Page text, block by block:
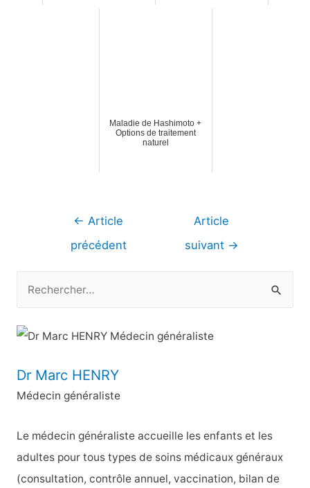
Maladie de Hashimoto +
Options de traitement
naturel
Navigation
← Article
précédent
Article
suivant →
c
e
r
h
e
r
Dr Marc HENRY
Médecin généraliste
Le médecin généraliste accueille les enfants et les
adultes pour tous types de soins médicaux généraux
(consultation, contrôle annuel, vaccination, bilan de